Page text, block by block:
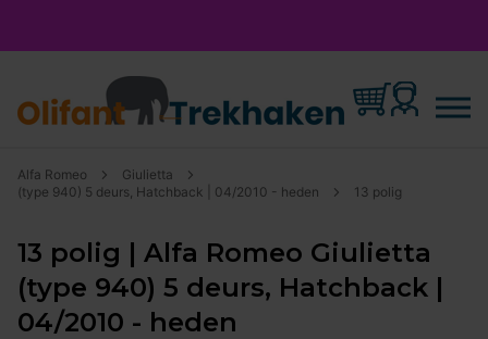
Alfa Romeo
Giulietta
(type 940) 5 deurs, Hatchback | 04/2010 - heden
13 polig
13 polig | Alfa Romeo Giulietta
(type 940) 5 deurs, Hatchback |
04/2010 - heden